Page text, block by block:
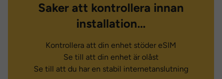
Saker att kontrollera innan
installation…
Kontrollera att din enhet stöder eSIM
Se till att din enhet är olåst
Se till att du har en stabil internetanslutning